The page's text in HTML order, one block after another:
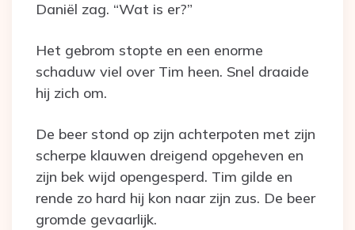
Daniël zag. “Wat is er?”
Het gebrom stopte en een enorme
schaduw viel over Tim heen. Snel draaide
hij zich om.
De beer stond op zijn achterpoten met zijn
scherpe klauwen dreigend opgeheven en
zijn bek wijd opengesperd. Tim gilde en
rende zo hard hij kon naar zijn zus. De beer
gromde gevaarlijk.